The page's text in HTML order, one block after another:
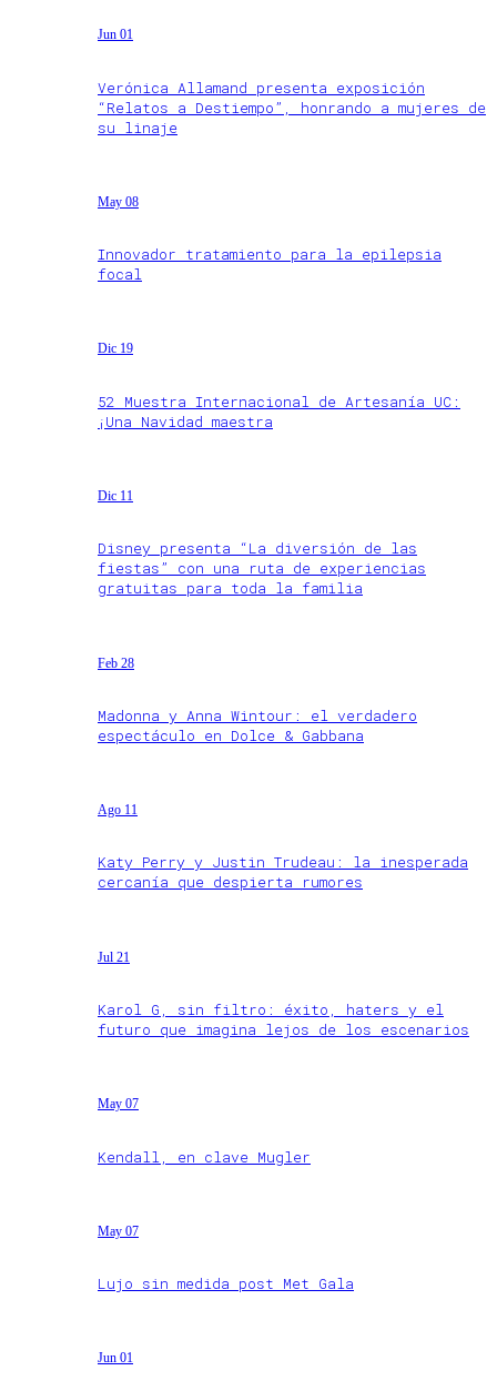
Jun 01
Verónica Allamand presenta exposición
“Relatos a Destiempo”, honrando a mujeres de
su linaje
May 08
Innovador tratamiento para la epilepsia
focal
Dic 19
52 Muestra Internacional de Artesanía UC:
¡Una Navidad maestra
Dic 11
Disney presenta “La diversión de las
fiestas” con una ruta de experiencias
gratuitas para toda la familia
Feb 28
Madonna y Anna Wintour: el verdadero
espectáculo en Dolce & Gabbana
Ago 11
Katy Perry y Justin Trudeau: la inesperada
cercanía que despierta rumores
Jul 21
Karol G, sin filtro: éxito, haters y el
futuro que imagina lejos de los escenarios
May 07
Kendall, en clave Mugler
May 07
Lujo sin medida post Met Gala
Jun 01